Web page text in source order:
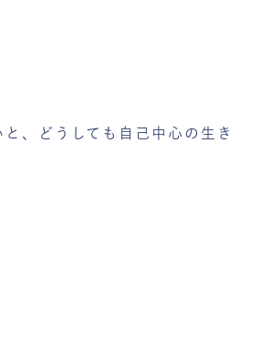
、どうしても自己中心の生き